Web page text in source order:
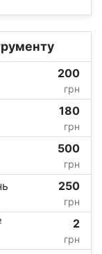
200
грн
180
грн
500
грн
250
грн
2
грн